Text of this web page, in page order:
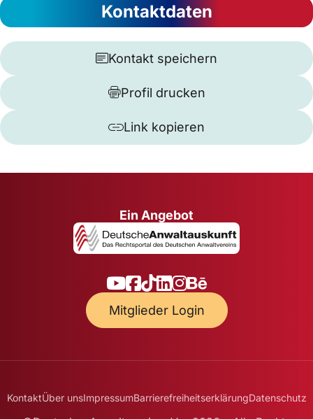
Kontaktdaten
Kontakt speichern
Profil drucken
Link kopieren
Ein Angebot
Mitglieder Login
KontaktÜber unsImpressumBarrierefreiheitserklärungDatenschutz